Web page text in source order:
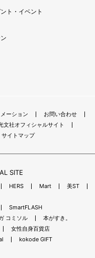
ト・イベント
ーション
お問い合わせ
文社オフィシャルサイト
サイトマップ
SITE
HERS Mart
美ST
SmartFLASH
コミソル
本がすき。
女性自身百貨店
kokode GIFT